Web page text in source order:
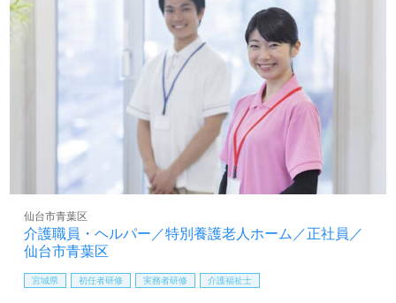
介護職員・ヘルパー／特別養護老人ホーム／正社員／
仙台市青葉区
仙台市青葉区
宮城県 初任者研修 実務者研修 介護福祉士